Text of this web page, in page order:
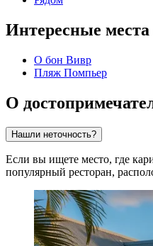
Интересные места
О бон Вивр
Пляж Помпьер
О
Нашли неточность?
Если вы ищете место, где
популярный ресторан,